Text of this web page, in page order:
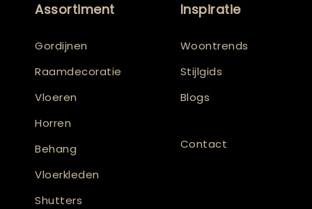
Assortiment
Gordijnen
Raamdecoratie
Vloeren
Horren
Behang
Vloerkleden
Shutters
Inspiratie
Woontrends
Stijlgids
Blogs
Contact